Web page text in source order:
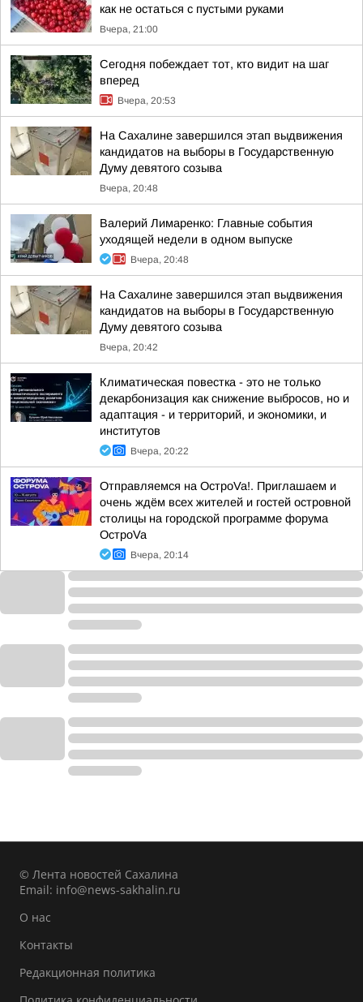
как не остаться с пустыми руками
Вчера, 21:00
Сегодня побеждает тот, кто видит на шаг
вперед
Вчера, 20:53
На Сахалине завершился этап выдвижения
кандидатов на выборы в Государственную
Думу девятого созыва
Вчера, 20:48
Валерий Лимаренко: Главные события
уходящей недели в одном выпуске
Вчера, 20:48
На Сахалине завершился этап выдвижения
кандидатов на выборы в Государственную
Думу девятого созыва
Вчера, 20:42
Климатическая повестка - это не только
декарбонизация как снижение выбросов, но и
адаптация - и территорий, и экономики, и
институтов
Вчера, 20:22
Отправляемся на ОстроVa!. Приглашаем и
очень ждём всех жителей и гостей островной
столицы на городской программе форума
ОстроVa
Вчера, 20:14
© Лента новостей Сахалина
Email: info@news-sakhalin.ru
О нас
Контакты
Редакционная политика